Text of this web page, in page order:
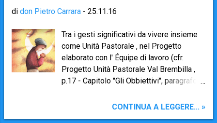
L'appuntamento è per mercoledì 7
di Brembilla alle ore 20.45 Non potete
mancare!
di don Pietro Carrara - 25.11.16
Tra i gesti significativi da vivere insieme
come Unità Pastorale , nel Progetto
elaborato con l' Équipe di lavoro (cfr.
Progetto Unità Pastorale Val Brembilla ,
p.17 - Capitolo "Gli Obbiettivi", paragrafo
celebrazione paraliturgica, posti all'inizio
CONTINUA A LEGGERE... »